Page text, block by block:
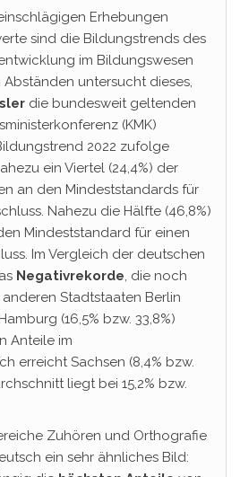
Erhebungen
sind die Bildungstrends des
im Bildungswesen
Abständen untersucht dieses,
die bundesweit geltenden
(KMK)
2022 zufolge
ein Viertel (24,4%) der
an den Mindeststandards für
Nahezu die Hälfte (46,8%)
Mindeststandard für einen
Im Vergleich der deutschen
Negativrekorde, die noch
Stadtstaaten Berlin
(16,5% bzw. 33,8%)
Anteile im
erreicht Sachsen (8,4% bzw.
liegt bei 15,2% bzw.
Zuhören und Orthografie
ein sehr ähnliches Bild: